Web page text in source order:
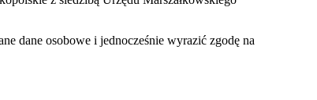
dane osobowe i jednocześnie wyrazić zgodę na